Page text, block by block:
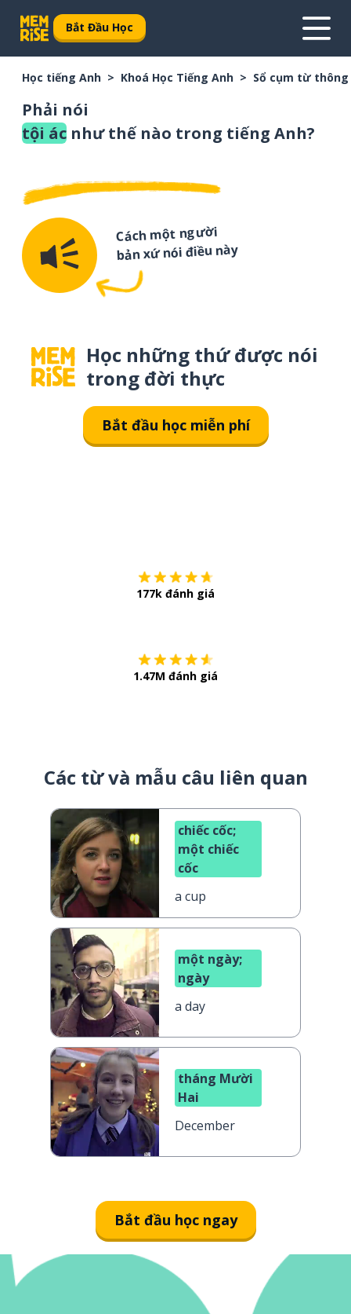
Bắt Đầu Học
Học tiếng Anh Khoá Học Tiếng Anh Sổ cụm từ
Phải nói
tội ác như thế nào trong tiếng Anh?
Cách một người
bản xứ nói điều này
Học những thứ được nói
trong đời thực
Bắt đầu học miễn phí
177k đánh giá
1.47M đánh giá
Các từ và mẫu câu liên quan
chiếc cốc;
một chiếc
cốc
a cup
một ngày;
ngày
a day
tháng Mười
Hai
December
Bắt đầu học ngay